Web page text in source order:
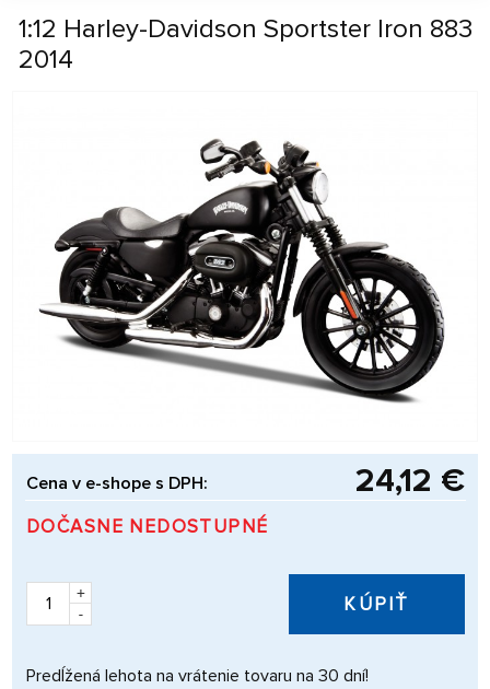
1:12 Harley-Davidson Sportster Iron 883
2014
Cena v e-shope s DPH: 24,12 €
DOČASNE NEDOSTUPNÉ
+
-
KÚPIŤ
Predĺžená lehota na vrátenie tovaru na 30 dní!